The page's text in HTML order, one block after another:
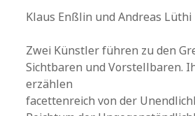
Klaus Enßlin und Andreas Lüthi
Zwei Künstler führen zu den
Sichtbaren und Vorstellbaren.
erzählen
facettenreich von der